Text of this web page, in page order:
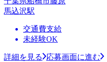
馬込沢駅
交通費支給
未経験OK
詳細を見る
応募画面に進む